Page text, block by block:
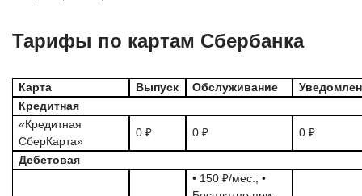
Тарифы по картам Сбербанка
Карта Выпуск Обслуживание
Кредитная
«Кредитная
СберКарта»
0 ₽ 0 ₽ 0 ₽
Дебетовая
• 150 ₽/мес.; •